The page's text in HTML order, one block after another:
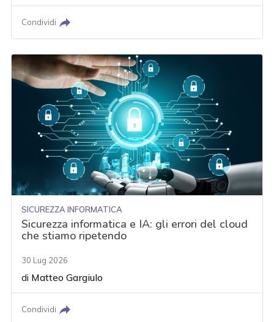
Condividi
SICUREZZA INFORMATICA
Sicurezza informatica e IA: gli errori del cloud
che stiamo ripetendo
30 Lug 2026
di Matteo Gargiulo
Condividi